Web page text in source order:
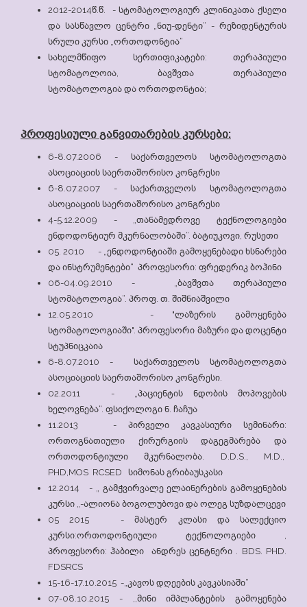
2012-2014წ.წ. - სტომატოლოგიურ კლინიკათა ქსელი
და სასწავლო ცენტრი „ნიუ-დენტი“ - რეზიდენტურის
სრული კურსი „ორთოდონტია“
სახელმწიფო სერთიფიკატები: თერაპიული
სტომატოლოია, ბავშვთა თერაპიული
სტომატოლოგია და ორთოდონტია;
პროფესიული განვითარების კურსები:
6-8.07.2006 - საქართველოს სტომატოლოგთა
ასოციაციის საერთაშორისო კონგრესი
6-8.07.2007 - საქართველოს სტომატოლოგთა
ასოციაციის საერთაშორისო კონგრესი
4-5.12.2009 - „თანამედროვე ტექნოლოგიები
ენდოდონტიურ მკურნალობაში”. ბატიუკოვი, რუსეთი
05. 2010 - „ენდოდონტიაში გამოყენებადი ხსნარები
და ინსტრუმენტები“ პროფესორი: ფრედერიკ ბოჰინი
06-04.09.2010 - „ბავშვთა თერაპიული
სტომატოლოგია“. პროფ. თ. შიშნიაშვილი
12.05.2010 - "ლაზერის გამოყენება
სტომატოლოგიაში". პროფესორი მაზური და დოცენტი
სტუპნიცკაია
6-8.07.2010 - საქართველოს სტომატოლოგთა
ასოციაციის საერთაშორისო კონგრესი.
02.2011 - „პაციენტის ნდობის მოპოვების
ხელოვნება“. ფსიქოლოგი ნ. ჩაჩუა
11.2013 - პირველი კავკასიური სემინარი:
ორთოგნათიული ქირურგიის დაგეგმარება და
ორთოდონტიული მკურნალობა. D.D.S., M.D.,
PHD,MOS RCSED სიმონას გრიბაუსკასი
12.2014 - „ გამჭვირვალე ელაინერების გამოყენების
კურსი „-ალიონა ბოგოლუბოვი და ოლეგ სუზდალცევი
05 2015 - მასტერ კლასი და სალექციო
კურსი:ორთოდონტიული ტექნოლოგიები ,
პროფესორი: ჰაბილი ანდრეს ცენტნერი . BDS. PHD.
FDSRCS
15-16-17.10.2015 -„კავოს დღეების კავკასიაში“
07-08.10.2015 - ,,მინი იმპლანტების გამოყენება